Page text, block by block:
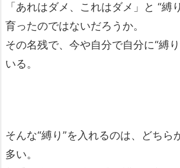
「あれはダメ、これはダメ」と “縛
育ったのではないだろうか。
その名残で、今や自分で自分に“縛
いる。
そんな“縛り”を入れるのは、どちら
多い。